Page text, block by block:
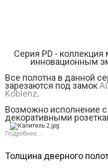
Серия РD -
инновационным
Все полотна в данной
зарезаются под замок
Koblenz.
Возможно исполнение с
декоративными
Подробнее....
Толщина дверного